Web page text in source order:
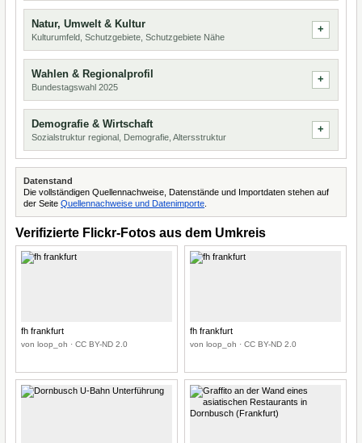
Natur, Umwelt & Kultur
Kulturumfeld, Schutzgebiete, Schutzgebiete Nähe
Wahlen & Regionalprofil
Bundestagswahl 2025
Demografie & Wirtschaft
Sozialstruktur regional, Demografie, Altersstruktur
Datenstand
Die vollständigen Quellennachweise, Datenstände und Importdaten stehen auf
der Seite Quellennachweise und Datenimporte
Verifizierte Flickr-Fotos aus dem Umkreis
fh frankfurt
von loop_oh · CC BY-ND 2.0
fh frankfurt
von loop_oh · CC BY-ND 2.0